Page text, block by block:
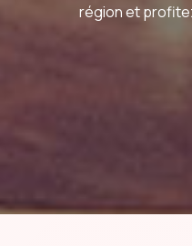
région et